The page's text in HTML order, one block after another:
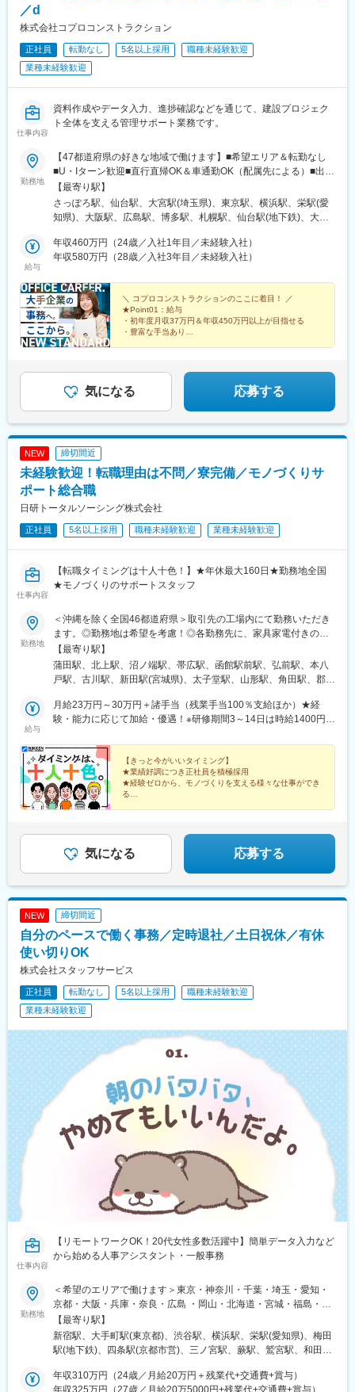
下鉄)、中洲川端駅、中筋駅、竹田駅(京都府)、竹橋駅、池袋駅、
旦過駅、谷町四丁目駅、西１１丁目駅、大曽根駅、大森駅(東京
都)、大師橋駅、大崎駅、大阪ビジネスパーク駅、大阪駅、大濠公
園駅、大宮駅(埼玉県)、大宮駅(京都府)、袋町駅、袋井駅、多賀城
駅、蔵前駅、草津駅(滋賀県)、草加駅、総社駅、倉敷駅、蘇我駅、
川口駅、川越駅、千里中央駅(北大阪急行)、千葉みなと駅、仙台
駅、赤坂駅(福岡県)、赤坂駅(東京都)、静岡駅、青葉通一番町駅、
中島南方駅、西大宮駅、西新町駅、西新宿駅、西小倉駅、西宮
駅、西浦和駅、桑園駅、バスセンター前駅、すすきの駅、生麦
駅、星川駅、成田駅、水道町駅、水天宮前駅、陣原駅、人形町
駅、辛島町駅、秦野駅、神立駅、神田駅(東京都)、新百合ケ丘駅、
新長田駅、新大阪駅、新川崎駅、さっぽろ駅、北３４条駅、新静
岡駅、新杉田駅、新宿御苑前駅、海芝浦駅、新子安駅、新橋駅、
新潟駅、新横浜駅、新栄町駅(愛知県)、新浦安駅、心斎橋駅、飾磨
駅、上野駅、上道駅(岡山県)、上鳥羽口駅、上小田井駅、上溝駅、
湘南台駅、沼津駅、小牧口駅、小伝馬町駅、小倉駅(福岡県)、小川
駅、芝公園駅、汐留駅、市川駅、市ケ谷駅、四ツ谷駅、三郷駅(埼
玉県)、三河安城駅、三越前駅、元町駅(北海道)、桜木町駅、桜ノ
宮駅、堺筋本町駅、今池駅(愛知県)、今羽駅、麹町駅、鴻巣駅、高
田馬場駅、荒本駅、荒川沖駅、江坂駅、広島駅、広瀬通駅、向日
町駅、南郷１８丁目駅、勾当台公園駅、御茶ノ水駅、呉服町駅(福
県)、元町・中華街駅、元町駅(兵庫県)、県庁通り駅、研究学園
駅、熊谷駅、空港第２ビル駅(鉄道)、苦竹駅、九段下駅、銀座駅、
金沢駅、金山駅(愛知県)、北１３条東駅、錦糸町駅、狭山市駅、橋
本駅(神奈川県)、京成八幡駅、京成津田沼駅、京成千葉駅、京急川
崎駅、宮城野原駅、京成成田駅、宮原駅、久喜駅、久屋大通駅、
祇園駅(福岡県)、岩本町駅、岩塚駅、丸の内駅(愛知県)、関内駅、
刈谷駅、茅場町駅、茅ケ崎駅、貝塚駅(福岡県)、海老名駅(相模
線)、海浜幕張駅、花畑町駅、卸町駅(宮城県)、岡山駅、横川駅(広
島県)、越谷レイクタウン駅、永田町駅、栄駅(岡山県)、浦和駅、
浦安駅(千葉県)、稲毛駅、稲荷町駅(東京都)、伊丹駅(阪急線)、愛
甲石田駅、阿波座駅、みなとみらい駅、ひたち野うしく駅、なん
ば駅(地下鉄)、つくば駅、ささしまライブ駅、さいたま新都心駅、
ＹＲＰ野比駅、浜松駅、新宿駅(東京メトロ)、新高島駅、大須観音
駅、大阪梅田駅(阪急線)、三宮駅(神戸新交通)、麻布十番駅、西鉄
平尾駅、越中島駅、九州鉄道記念館駅、山陽明石駅、近鉄名古屋
駅、新豊田駅、新豊橋駅、銀座一丁目駅、大開駅、大門駅(東京
４丁目駅、大阪天満宮駅、石上駅、末広町駅(東京都)、大阪梅田駅
(阪神線)、二重橋前駅、三田駅(東京都)、扇町駅(大阪府)、新中野
駅、櫛田神社前駅、古市駅(広島県)、神保町駅、東池袋駅、中央区
役所前駅、平和島駅、東門前駅、大崎広小路駅、京橋駅(大阪府)、
四条大宮駅、両国駅、倉敷市駅、京成船橋駅、馬喰町駅、八丁畷
駅、さくら夙川駅、狸小路駅、熊本城・市役所前駅、新日本橋
駅、西代駅、鹿島田駅、札幌駅、新宿三丁目駅、新芝浦駅、京急
駅、淡路町駅、縮景園前駅、参宮橋駅、赤羽橋駅、千種駅、西早
稲田駅、猿猴橋町駅、桂川駅(京都府)、北四番丁駅、新御茶ノ水
駅、旧居留地・大丸前駅、城下駅(岡山県)、七ツ屋駅、北１２条
駅、亀戸駅、本八幡駅(都営線)、新津田沼駅、千葉駅、北茅ケ崎
駅、岡山駅前駅、横川一丁目駅、赤坂見附駅、京成稲毛駅、西長
営)、なにわ橋駅、渡辺通駅、駅前駅、東日本橋駅、中之島駅、京
橋駅(東京都)、立町駅、馬車道駅、霞ケ関駅(東京都)、本郷三丁目
駅、白金高輪駅、中崎町駅、天神南駅、近鉄日本橋駅、市役所前
宿西口駅、香櫨園駅、資生館小学校前駅、西辛島町駅、四谷三丁
目駅、京成上野駅、家庭裁判所前駅、築地市場駅、曙橋駅、日ノ
出町駅、下落合駅、東向日駅、千代県庁口駅、石川町駅、県庁前
駅(兵庫県)、郵便局前駅、東区役所前駅、鬼越駅、新千葉駅、伊勢
佐木長者町駅、西川緑道公園駅、国会議事堂前駅、西大橋駅、な
んば駅(南海線)、第一通り駅
／d
株式会社コプロコンストラクション
正社員 転勤なし 5名以上採用
職種未経験歓迎
業種未経験歓迎
仕事内容
資料作成やデータ入力、進捗確認などを通じて、建設プロジェク
ト全体を支える管理サポート業務です。
勤務地
【47都道府県の好きな地域で働けます】■希望エリア＆転勤なし
■U・Iターン歓迎■直行直帰OK＆車通勤OK（配属先による）■出張
のないワークスタイルも実現可能！【拠点所在地】■北海道…札幌
支店■東北…仙台支店（宮城・青森・岩手・秋田・山形・福島）■
関東…大宮営業所（埼玉・栃木・群馬・茨城）、東京支店（東
店（愛知・長野・岐阜・三重・滋賀・静岡・石川・富山・福井・
新潟）■関西…大阪支店（大阪・京都・兵庫・奈良・和歌山）■中
知・愛媛・徳島）■九州・沖縄…福岡支店（福岡・佐賀・長崎・熊
本・大分・宮崎・鹿児島・沖縄）※全国の各エリアに支店を展開し
ています。
【最寄り駅】
さっぽろ駅、仙台駅、大宮駅(埼玉県)、東京駅、横浜駅、栄駅(愛
知県)、大阪駅、広島駅、博多駅、札幌駅、仙台駅(地下鉄)、大手
町駅、祇園駅(福岡県)、大通駅、あおば通駅、三越前駅、新高島
駅、久屋大通駅、大阪梅田駅(阪急線)、猿猴橋町駅、櫛田神社前駅
給与
年収460万円（24歳／入社1年目／未経験入社）
年収580万円（28歳／入社3年目／未経験入社）
＼ コプロコンストラクションのここに着目！ ／
★Point01：給与
・初年度月収37万円＆年収450万円以上が目指せる
・豊富な手当あり
▼ この続きは原稿内で！ ▼
気になる 応募する
NEW 締切間近
未経験歓迎！転職理由は不問／寮完備／モノづくりサ
ポート総合職
日研トータルソーシング株式会社
正社員 5名以上採用 職種未経験歓迎 業種未経験歓迎
仕事内容
【転職タイミングは十人十色！】★年休最大160日★勤務地全国
★モノづくりのサポートスタッフ
勤務地
＜沖縄を除く全国46都道府県＞取引先の工場内にて勤務いただき
ます。◎勤務地は希望を考慮！◎各勤務先に、家具家電付きのキ
レイな寮あり！※将来的に結婚等で転勤を希望される場合もご相談
ください。＜勤務地のある都道府県＞◆北海道・東北／北海道、
青森、岩手、宮城、秋田、山形、福島◆関東／東京、神奈川、千
井、新潟、山梨、長野◆東海／愛知、静岡、岐阜、三重◆関西／
大阪、京都、兵庫、滋賀、奈良、和歌山◆中国／広島、岡山、鳥
熊本、佐賀、長崎、大分、宮崎、鹿児島＜交通手段＞勤務地によ
る／自動車・バイク・自転車通勤可（規定有）
【最寄り駅】
蒲田駅、北上駅、沼ノ端駅、帯広駅、函館駅前駅、弘前駅、本八
戸駅、古川駅、新田駅(宮城県)、太子堂駅、山形駅、角田駅、郡山
駅、西那須野駅、小山駅、古河駅、高崎駅、太田駅(群馬県)、高田
駅(新潟県)、大宮駅(埼玉県)、熊谷駅、篠ノ井駅、菊名駅、京成千
駅、国母駅、横浜駅、藤沢駅、本厚木駅、上溝駅、上田駅、浜松
駅、三島駅、掛川駅、中村日赤駅、亀島駅、桜町前駅、知立駅、
名鉄名古屋駅、多治見駅、近鉄四日市駅、南富山駅、金沢駅、野
町駅、福井駅(福井県)、守山駅、近江八幡駅、草津駅(滋賀県)、京
都駅、南吹田駅、西中島南方駅、大阪梅田駅(阪急線)、大日駅、水
駅、白島駅(広島電鉄線)、銀山町駅、福山駅、東広島駅、鳥取駅、
松江駅、出雲市駅、防府駅、徳島駅、高松駅(香川県)、平和通駅、
博多駅、小波瀬西工大前駅、佐賀駅、諫早駅、中津駅(大分県)、光
駅、新宿駅、石上駅、新浜松駅、三島広小路駅、中村公園駅、名
古屋駅、近鉄名古屋駅、あすなろう四日市駅、北鉄金沢駅、福井
駅、南方駅(大阪府)、梅田駅(地下鉄)、神戸三宮駅(阪神)、明石
駅、岡山駅、家庭裁判所前駅、稲荷町駅(広島県)、電鉄出雲市駅、
高松築港駅、小倉駅(福岡県)、鹿児島中央駅前駅、市役所前駅(北
海道)、富沢駅、千葉駅、広瀬通駅、立川南駅、新宿駅(東京メト
ロ)、第一通り駅、七ツ屋駅、新福井駅、新大阪駅、大阪駅、貿易
センター駅、西川緑道公園駅、縮景園前駅、胡町駅、片原町駅(香
川県)、旦過駅、鹿児島中央駅
給与
月給23万円～30万円＋諸手当（残業手当100％支給ほか）★経
験・能力に応じて加給・優遇！※研修期間3～14日は時給1400円※
就業先により異なります。＜各種手当＞・残業手当（100%支
給）・資格手当・深夜手当・休日出勤手当
【きっと今がいいタイミング】
★業績好調につき正社員を積極採用
★経験ゼロから、モノづくりを支える様々な仕事ができ
る
気になる 応募する
NEW 締切間近
自分のペースで働く事務／定時退社／土日祝休／有休
使い切りOK
株式会社スタッフサービス
正社員 転勤なし 5名以上採用
職種未経験歓迎
業種未経験歓迎
仕事内容
【リモートワークOK！20代女性多数活躍中】簡単データ入力など
から始める人事アシスタント・一般事務
勤務地
＜希望のエリアで働けます＞東京・神奈川・千葉・埼玉・愛知・
京都・大阪・兵庫・奈良・広島 ・岡山・北海道・宮城・福島・新
潟・茨城・栃木・群馬・石川・富山・長野・静岡・岐阜・三重・
滋賀・香川・愛媛・山口・福岡・熊本・長崎・鹿児島◆転居を伴
う転勤なし◆配属先は通える範囲で希望を考慮して決定◆駅チカ
リモートワーク導入企業も◆20代の女性を中心に活躍中＜配属先
【最寄り駅】
新宿駅、大手町駅(東京都)、渋谷駅、横浜駅、栄駅(愛知県)、梅田
駅(地下鉄)、四条駅(京都市営)、三ノ宮駅、蕨駅、鷲宮駅、和田岬
流山おおたかの森駅、淀屋橋駅、与野駅、有楽町駅、薬院大通
年収310万円（24歳／月給20万円＋残業代+交通費+賞与）